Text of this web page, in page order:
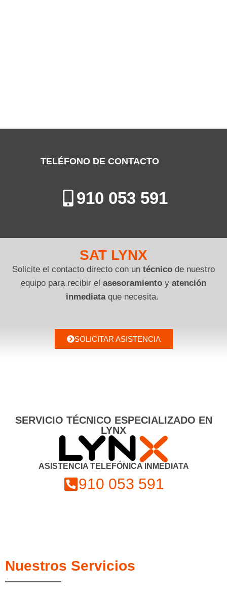
TELÉFONO DE CONTACTO
910 053 591
SAT LYNX
Solicite el contacto directo con un técnico de nuestro
equipo para recibir el asesoramiento y atención
inmediataque necesita.
SOLICITAR ASISTENCIA
SERVICIO TÉCNICO ESPECIALIZADO EN
LYNX
ASISTENCIA TELEFÓNICA INMEDIATA
910 053 591
Nuestros Servicios